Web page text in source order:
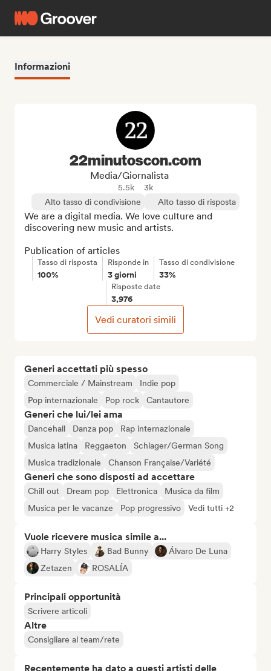
Informazioni
Generi accettati più spesso
Commerciale / Mainstream
Indie pop
Pop internazionale
Pop rock Cantautore
Generi che lui/lei ama
Dancehall Danza pop
Rap internazionale
Musica latina
Reggaeton
Schlager/German Song
Musica tradizionale
Chanson Française/Variété
Generi che sono disposti ad accettare
Chill out Dream pop Elettronica
Musica da film
Musica per le vacanze
Pop progressivo Vedi tutti +2
Vuole ricevere musica simile a...
Harry Styles Bad Bunny
Álvaro De Luna
Zetazen
ROSALÍA
Principali opportunità
Scrivere articoli
Altre
Consigliare al team/rete
Recentemente ha dato a questi artisti delle
22minutoscon.com
Media/Giornalista
5.5k
3k
Alto tasso di condivisione
Alto tasso di risposta
We are a digital media. We love culture and
discovering new music and artists.
Publication of articles
Tasso di risposta
100%
Risponde in
3 giorni
Tasso di condivisione
33%
Risposte date
3,976
Vedi curatori simili